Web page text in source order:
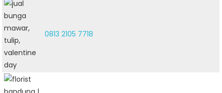
0813 2105 7718